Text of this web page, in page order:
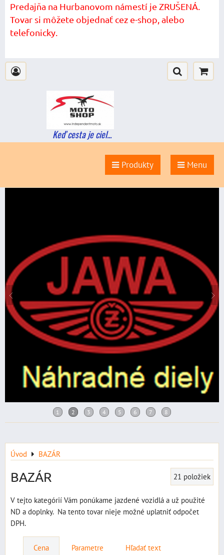
Predajňa na Hurbanovom námestí je ZRUŠENÁ.
Tovar si môžete objednať cez e-shop, alebo
telefonicky.
Keď cesta je ciel...
Produkty Menu
Úvod BAZÁR
BAZÁR 21 položiek
V tejto kategórií Vám ponúkame jazdené vozidlá a už použité
ND a doplnky. Na tento tovar nieje možné uplatniť odpočet
DPH.
Cena Parametre Hľadať text